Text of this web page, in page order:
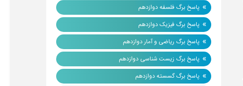
» پاسخ برگ فلسفه دوازدهم
» پاسخ برگ فیزیک دوازدهم
» پاسخ برگ ریاضی و آمار دوازدهم
» پاسخ برگ زیست شناسی دوازدهم
» پاسخ برگ گسسته دوازدهم